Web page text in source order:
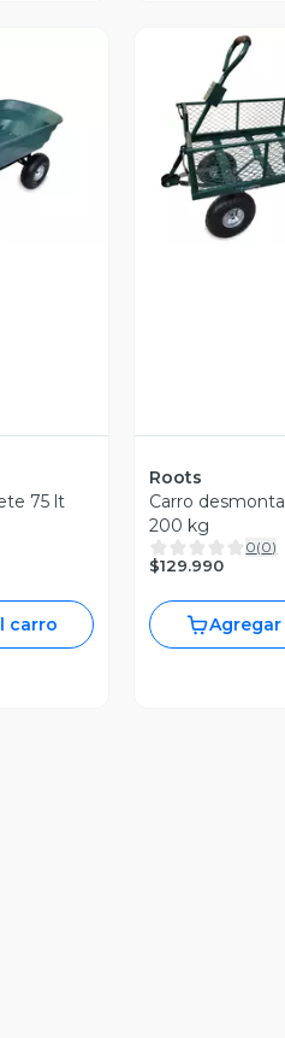
75 lt
carro
Vista
Roots
Carro
200 kg
0(0)
$129.990